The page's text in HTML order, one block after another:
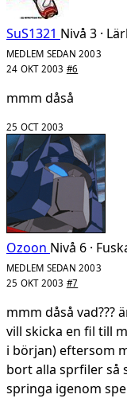
SuS1321 Nivå 3 ·
MEDLEM SEDAN 2003
24 OKT 2003 #6
mmm dåså
25 OCT 2003
Ozoon Nivå 6 ·
MEDLEM SEDAN 2003
25 OKT 2003 #7
mmm dåså vad???
vill skicka en fil till
i början) eftersom
bort alla sprfiler så
springa igenom